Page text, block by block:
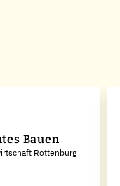
Bauen
Rottenburg